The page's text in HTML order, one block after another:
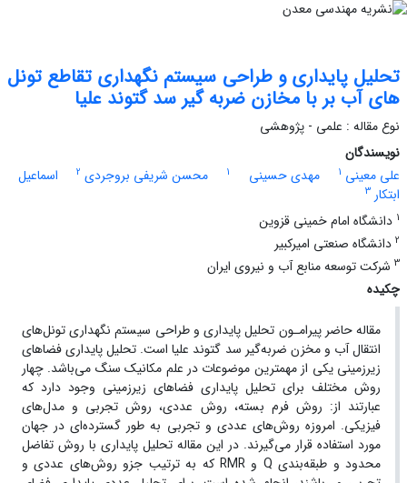
تحلیل پایداری و طراحی سیستم نگهداری تقاطع تونل
های آب بر با مخازن ضربه گیر سد گتوند علیا
نوع مقاله : علمی - پژوهشی
نویسندگان
علی معینی 1 مهدی حسینی 1 محسن شریفی بروجردی 2
اسماعیل
ابتکار 3
1 دانشگاه امام خمینی قزوین
2 دانشگاه صنعتی امیرکبیر
3 شرکت توسعه منابع آب و نیروی ایران
چکیده
مقاله حاضر پیرامـون تحلیل پایداری و طراحی سیستم نگهداری تونل‌های
انتقال آب و مخزن ضربه‌گیر سد گتوند علیا است. تحلیل پایداری فضاهای
زیرزمینی یکی از مهمترین موضوعات در علم مکانیک سنگ می‌باشد. چهار
روش مختلف برای تحلیل پایداری فضاهای زیرزمینی وجود دارد که
عبارتند از: روش فرم بسته، روش عددی، روش تجربی و مدل‌های
فیزیکی. امروزه روش‌های عددی و تجربی به طور گسترده‌ای در جهان
مورد استفاده قرار می‌گیرند. در این مقاله تحلیل پایداری با روش تفاضل
محدود و طبقه‌بندی Q و RMR که به ترتیب جزو روش‌های عددی و